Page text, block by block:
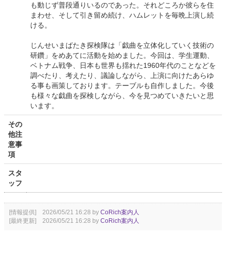
も動じず普段通りいるのであった。それどころか彼らを住
まわせ、そして引き留め続け、ハムレットを毎晩上演し続
ける。
じんせいまばたき探検隊は「戯曲を立体化していく技術の
研鑽」をめあてに活動を始めました。今回は、学生運動、
ベトナム戦争、日本も世界も揺れた1960年代のことなどを
調べたり、考えたり、議論しながら、上演に向けたあらゆ
る事も画策しております。テーブルも自作しました。今後
も様々な戯曲を探検しながら、今を見つめていきたいと思
います。
その
他注
意事
項
スタ
ッフ
[情報提供] 2026/05/21 16:28 by CoRich案内人
[最終更新] 2026/05/21 16:28 by CoRich案内人